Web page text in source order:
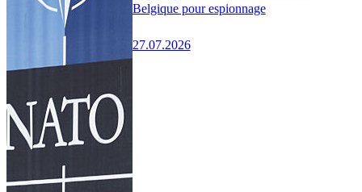
Belgique pour espionnage
27.07.2026